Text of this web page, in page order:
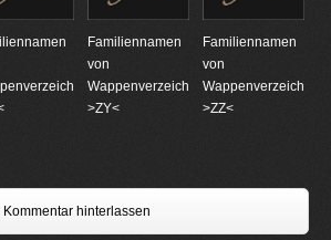
Familiennamen
von
Wappenverzeichnungen
>ZY<
Familiennamen
von
>ZZ<
hinterlassen